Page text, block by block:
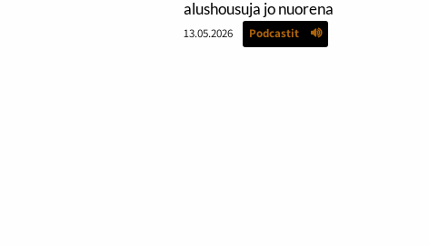
alushousuja jo nuorena
13.05.2026 Podcastit